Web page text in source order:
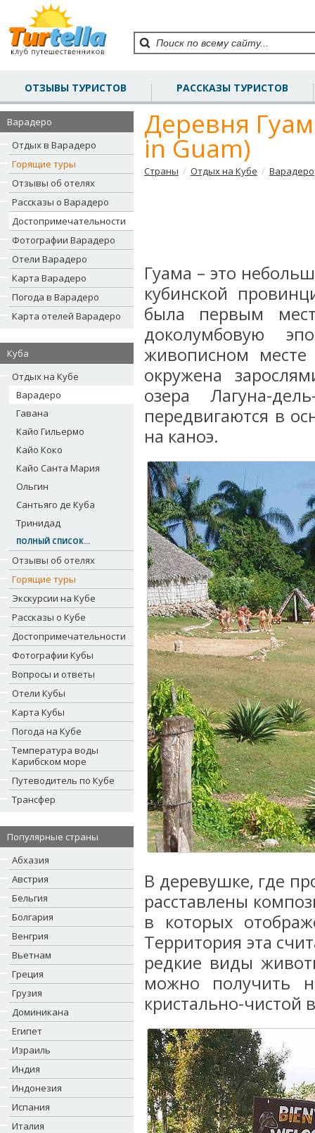
ОТЗЫВЫ ТУРИСТОВ РАССКАЗЫ ТУРИСТОВ
Варадеро
Отдых в Варадеро
Горящие туры
Отзывы об отелях
Рассказы о Варадеро
Достопримечательности
Фотографии Варадеро
Отели Варадеро
Карта Варадеро
Погода в Варадеро
Карта отелей Варадеро
Куба
Отдых на Кубе
Варадеро
Гавана
Кайо Гильермо
Кайо Коко
Кайо Санта Мария
Ольгин
Сантьяго де Куба
Тринидад
ПОЛНЫЙ СПИСОК...
Отзывы об отелях
Горящие туры
Экскурсии на Кубе
Рассказы о Кубе
Достопримечательности
Фотографии Кубы
Вопросы и ответы
Отели Кубы
Карта Кубы
Погода на Кубе
Температура воды
Карибском море
Путеводитель по Кубе
Трансфер
Популярные страны
Абхазия
Австрия
Бельгия
Болгария
Венгрия
Вьетнам
Греция
Грузия
Доминикана
Египет
Израиль
Индия
Индонезия
Испания
Италия
Деревня
in Guam)
Страны / Отдых на Кубе / Варадеро
Гуама – это
кубинской
была первым
доколумбовую
живописном месте
окружена
озера Лагуна-
передвигаются в
на каноэ.
В деревушке, где
расставлены
в которых
Территория эта
редкие виды
можно получить
кристально-чистой